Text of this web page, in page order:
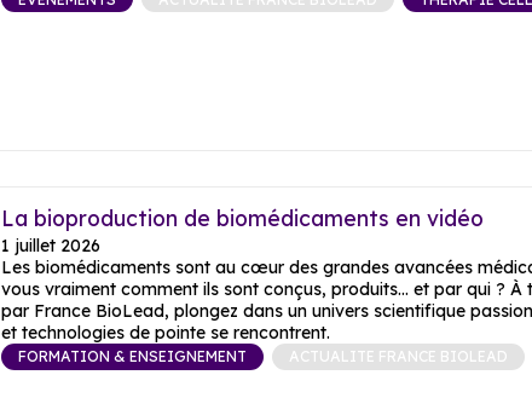
La bioproduction de biomédicaments en vidéo
1 juillet 2026
Les biomédicaments sont au cœur des grandes avancées
vous vraiment comment ils sont conçus, produits… et par qui ? À
par France BioLead, plongez dans un univers scientifique
FORMATION & ENSEIGNEMENT ACTUALITE FRANCE BIOLEAD